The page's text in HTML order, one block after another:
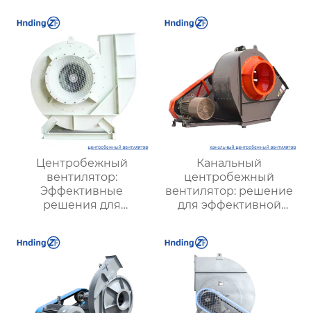
производительность и
надежность
фабрик, шахт,
энергетики
Центробежный
вентилятор:
Эффективные
решения для
промышленных и
жилых объектов
Канальный
центробежный
вентилятор: решение
для эффективной